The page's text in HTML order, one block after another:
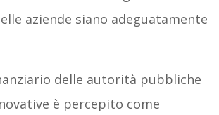
aziende siano adeguatamente
delle autorità pubbliche
è percepito come